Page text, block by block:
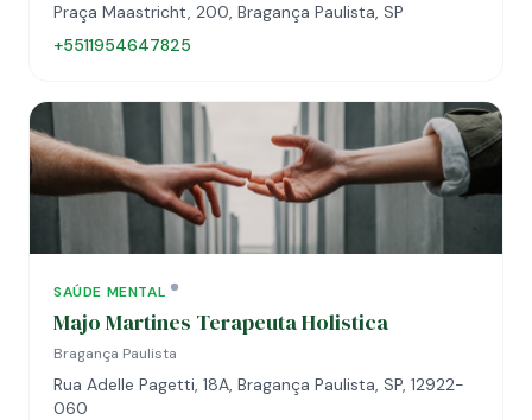
Praça Maastricht, 200, Bragança Paulista, SP
+5511954647825
SAÚDE MENTAL
Majo Martines Terapeuta Holistica
Bragança Paulista
Rua Adelle Pagetti, 18A, Bragança Paulista, SP, 12922-
060